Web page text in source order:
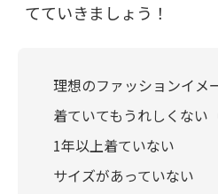
てていきましょう！
理想のファッションイメ
着ていてもうれしくない
1年以上着ていない
サイズがあっていない